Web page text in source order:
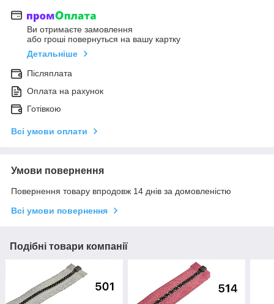
Ви отримаєте замовлення
або гроші повернуться на вашу картку
Детальніше
Післяплата
Оплата на рахунок
Готівкою
Всі умови оплати
Умови повернення
Повернення товару впродовж 14 днів за домовленістю
Всі умови повернення
Подібні товари компанії